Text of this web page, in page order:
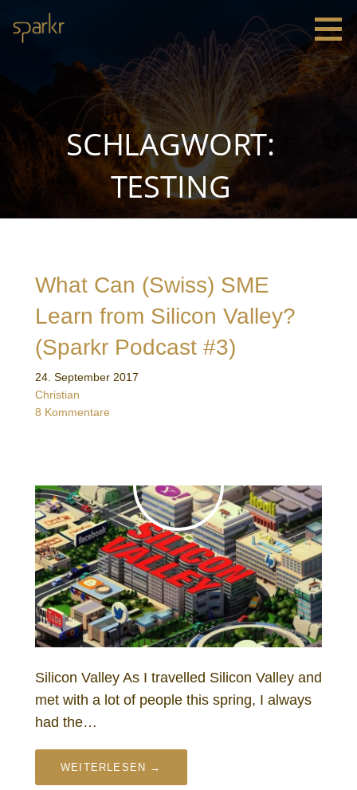
Inhalt
springen
Leadership
SCHLAGWORT:
TESTING
What Can (Swiss) SME
Learn from Silicon Valley?
(Sparkr Podcast #3)
24. September 2017
Christian
8 Kommentare
Silicon Valley As I travelled Silicon Valley and
met with a lot of people this spring, I always
had the…
WEITERLESEN →